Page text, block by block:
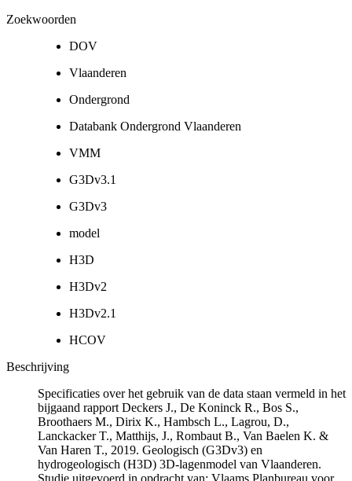
Zoekwoorden
DOV
Vlaanderen
Ondergrond
Databank Ondergrond Vlaanderen
VMM
G3Dv3.1
G3Dv3
model
H3D
H3Dv2
H3Dv2.1
HCOV
Beschrijving
Specificaties over het gebruik van de data staan vermeld in het
bijgaand rapport Deckers J., De Koninck R., Bos S.,
Broothaers M., Dirix K., Hambsch L., Lagrou, D.,
Lanckacker T., Matthijs, J., Rombaut B., Van Baelen K. &
Van Haren T., 2019. Geologisch (G3Dv3) en
hydrogeologisch (H3D) 3D-lagenmodel van Vlaanderen.
Studie uitgevoerd in opdracht van: Vlaams Planbureau voor